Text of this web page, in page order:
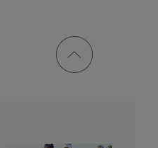
ページ
トップ